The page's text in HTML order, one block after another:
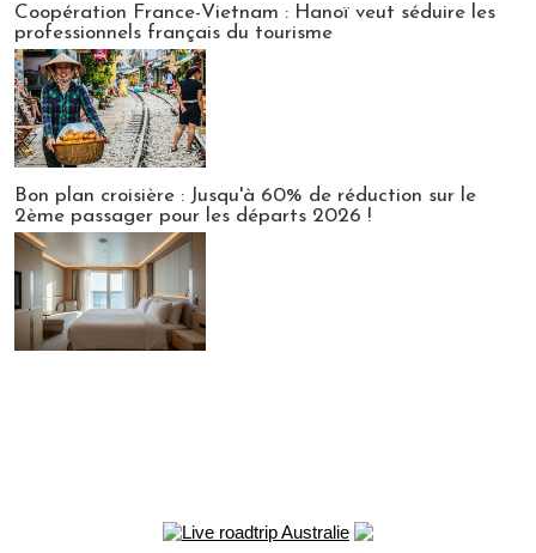
Coopération France-Vietnam : Hanoï veut séduire les
professionnels français du tourisme
Bon plan croisière : Jusqu'à 60% de réduction sur le
2ème passager pour les départs 2026 !